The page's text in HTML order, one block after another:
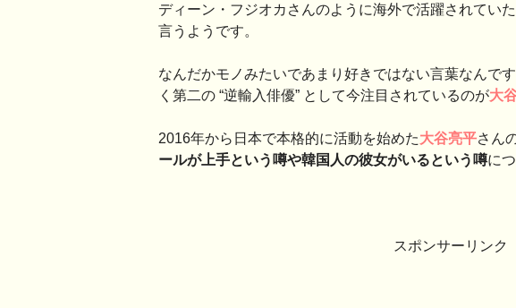
ディーン・フジオカさんのように海外で活躍されてい
言うようです。
なんだかモノみたいであまり好きではない言葉なんで
く第二の “逆輸入俳優” として今注目されているのが大
2016年から日本で本格的に活動を始めた大谷亮平さん
ールが上手という噂や韓国人の彼女がいるという噂に
スポンサーリンク